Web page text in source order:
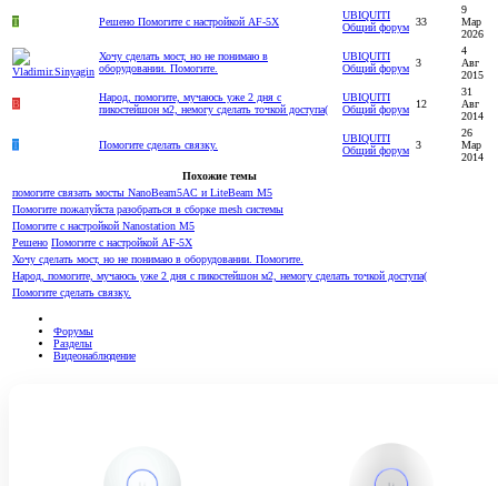
T Решено Помогите с настройкой AF-5X
UBIQUITI
Общий форум 33
9
Мар
2026
Хочу сделать мост, но не понимаю в
оборудовании. Помогите.
UBIQUITI
Общий форум 3
4
Авг
2015
В
Народ, помогите, мучаюсь уже 2 дня с
пикостейшон м2, немогу сделать точкой доступа(
UBIQUITI
Общий форум
12
31
Авг
2014
T Помогите сделать связку.
UBIQUITI
Общий форум 3
26
Мар
2014
Похожие темы
помогите связать мосты NanoBeam5AC и LiteBeam M5
Помогите пожалуйста разобраться в сборке mesh системы
Помогите с настройкой Nanostation M5
Решено Помогите с настройкой AF-5X
Хочу сделать мост, но не понимаю в оборудовании. Помогите.
Народ, помогите, мучаюсь уже 2 дня с пикостейшон м2, немогу сделать точкой доступа(
Помогите сделать связку.
Форумы
Разделы
Видеонаблюдение